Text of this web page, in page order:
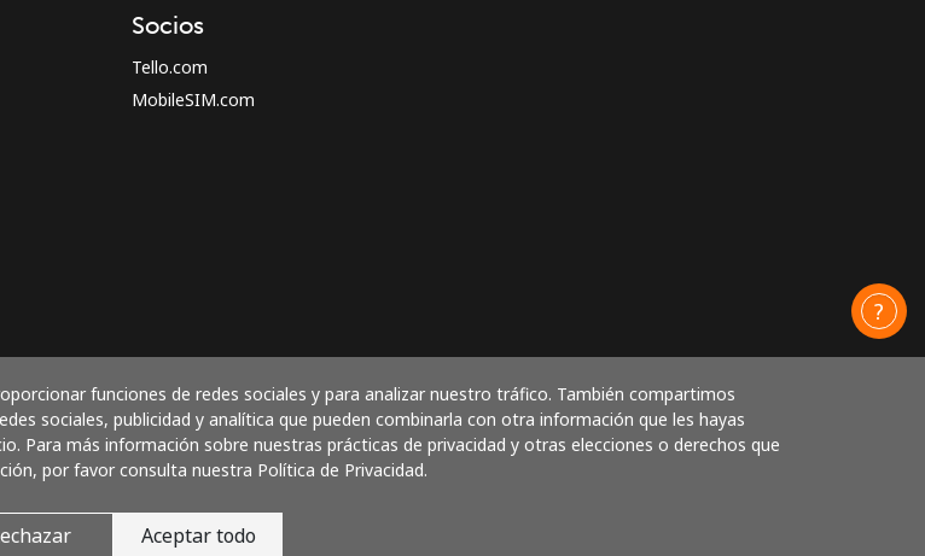
funciones de redes sociales y para analizar nuestro tráfico. También compartimos
sociales, publicidad y analítica que pueden combinarla con otra información que les hayas
Para más información sobre nuestras prácticas de privacidad y otras elecciones o derechos que
por favor consulta nuestra Política de Privacidad.
Aceptar todo
Socios
Tello.com
MobileSIM.com